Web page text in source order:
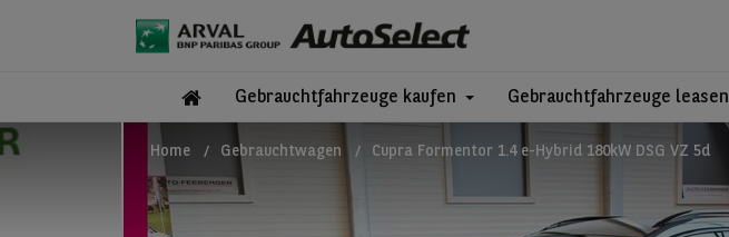
Gebrauchtfahrzeuge kaufen Gebrauchtfahrzeuge leasen
Home Gebrauchtwagen Cupra Formentor 1.4 e-Hybrid 180kW DSG VZ 5d